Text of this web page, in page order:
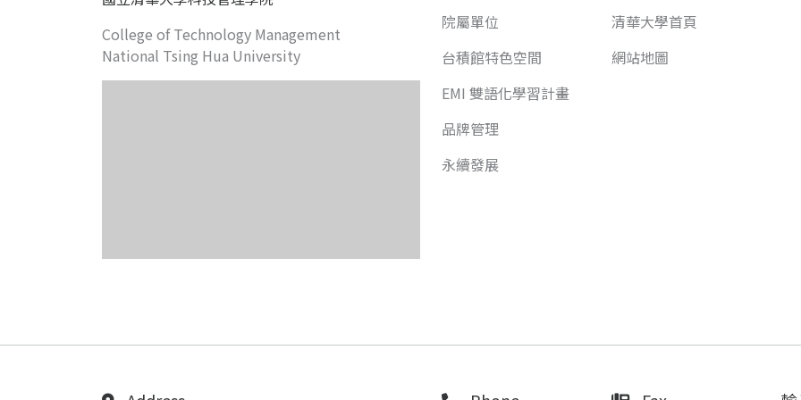
College of Technology Management
National Tsing Hua University
院屬單位
台積館特色空間
EMI 雙語化學習計畫
品牌管理
永續發展
清華大學首頁
網站地圖